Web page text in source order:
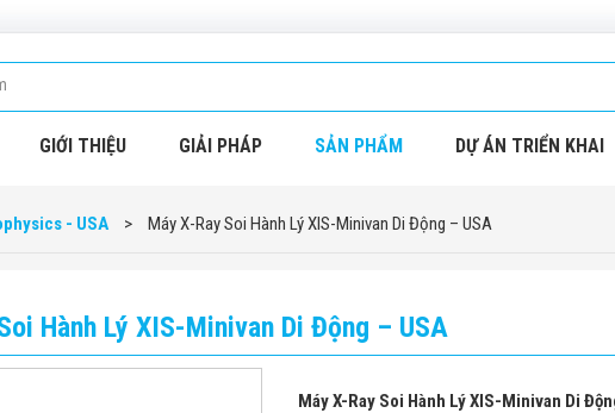
GIỚI THIỆU GIẢI PHÁP SẢN PHẨM DỰ ÁN TRIỂN KHAI
- USA > Máy X-Ray Soi Hành Lý XIS-Minivan Di Động – USA
Hành Lý XIS-Minivan Di Động – USA
Máy X-Ray Soi Hành Lý XIS-Minivan Di